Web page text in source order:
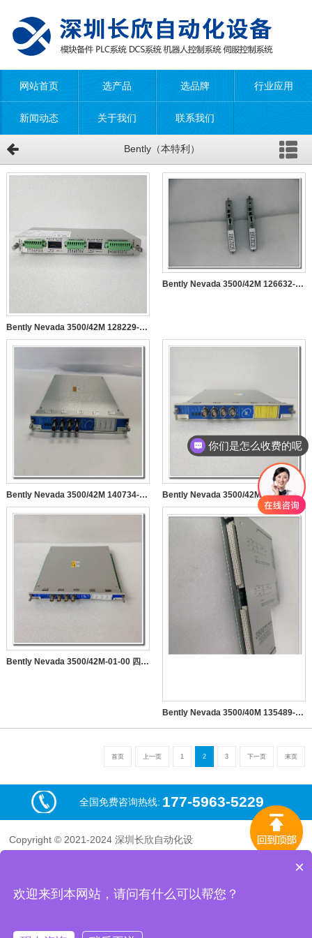
网站首页 选产品 选品牌 行业应用
新闻动态 关于我们 联系我们
Bently（本特利）
Bently Nevada 3500/42M 128229-01 （后卡）地震监测器
Bently Nevada 3500/42M 126632-01 （后卡）地震监测器
Bently Nevada 3500/42M 140734-02 （前卡）地震监测器 Bently Nevada 3500/42M 176449-02 （前卡）地震监测器
Bently Nevada 3500/42M-01-00 四通道监测器
Bently Nevada 3500/40M 135489-04 （后卡）四通道监测器
首页 上一页 1 2 3 下一页 末页
全国免费咨询热线: 177-5963-5229
Copyright © 2021-2024 深圳长欣自动化设
地址：深圳市宝安区西乡街道臣田社区宝民
二路东方雅苑2层B39
你们是怎么收费的呢
×
欢迎来到本网站，请问有什么可以帮您？